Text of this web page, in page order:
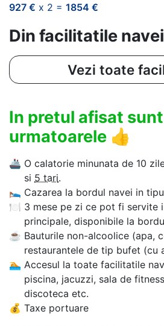
927 € x 2 = 1854 €
Din facilitatile navei
Vezi toate
In pretul afisat
urmatoarele 👍
🚢 O calatorie minunata de 10
si 5 tari.
🛌 Cazarea la bordul navei in
🍽 3 mese pe zi ce pot fi servite
principale, disponibile la
☕ Bauturile non-alcoolice (apa,
restaurantele de tip bufet (cu
🏊‍ Accesul la toate facilitatile
piscina, jacuzzi, sala de
discoteca etc.
💰 Taxe portuare